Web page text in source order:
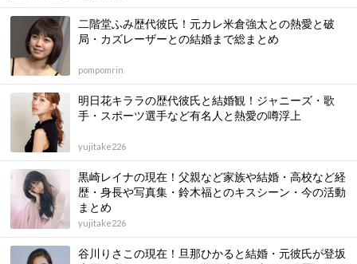
二階堂ふみ歴代彼氏！元カレ米倉強太との熱愛と破
局・カズレーザーとの結婚まで総まとめ
pompomrin
明日花キララの歴代彼氏と結婚観！ジャニーズ・歌
手・スポーツ選手など有名人と熱愛の噂浮上
yujitake226
黒崎レイナの現在！父親など家族や結婚・高校など経
歴・身長や写真集・鈴木福とのキスシーン・今の活動
まとめ
yujitake226
谷川りさこの現在！旦那ひかると結婚・元彼氏が登坂